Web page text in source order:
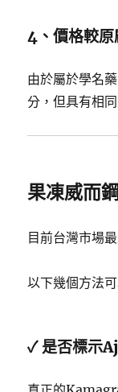
4、價格較
由於屬於學名
分，但具有相
果凍威而
目前台灣市場
以下幾個方法
✓ 是否標示